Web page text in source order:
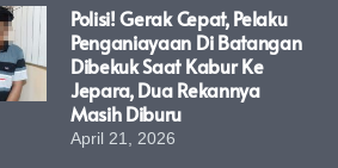
Polisi! Gerak Cepat, Pelaku
Penganiayaan Di Batangan
Dibekuk Saat Kabur Ke
Jepara, Dua Rekannya
Masih Diburu
April 21, 2026